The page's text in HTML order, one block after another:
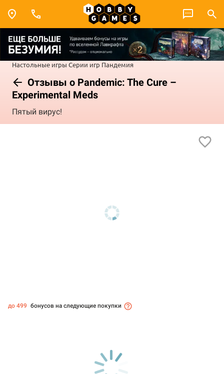
Настольные игры Серии игр Пандемия
Отзывы о Pandemic: The Cure –
Experimental Meds
Пятый вирус!
до 499 бонусов на следующие покупки